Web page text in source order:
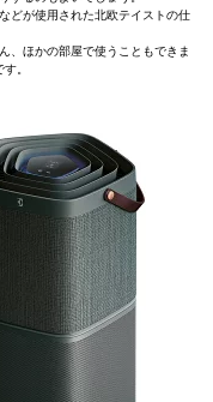
どが使用された北欧テイストの仕
、ほかの部屋で使うこともできま
。